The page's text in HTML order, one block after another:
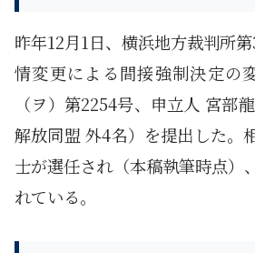
昨年12月1日、横浜地方裁判所
情変更による間接強制決定の
（ヲ）第2254号、申立人 宮部
解放同盟 外4名）を提出した。
士が選任され（本稿執筆時点）
れている。